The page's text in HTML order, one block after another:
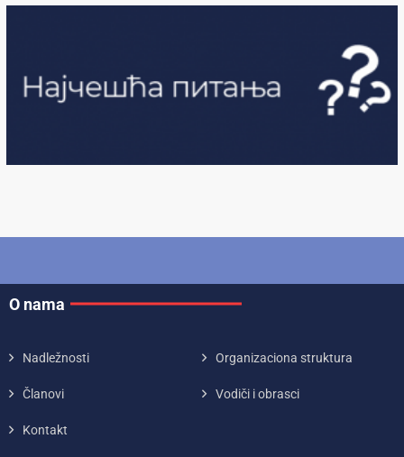
O nama
Nadležnosti Organizaciona struktura
Članovi Vodiči i obrasci
Kontakt